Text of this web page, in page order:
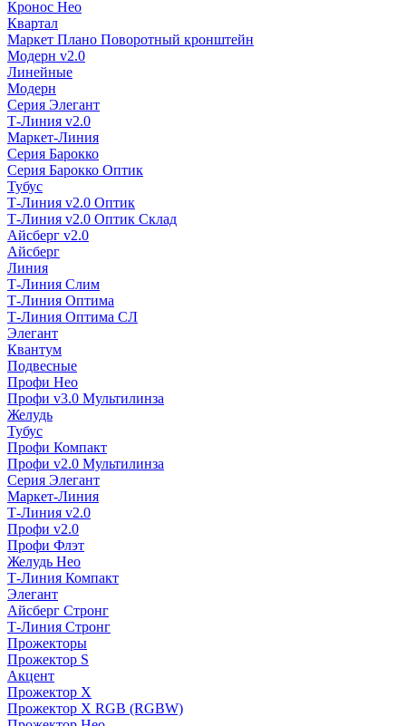
Кронос Нео
Квартал
Маркет Плано Поворотный кронштейн
Модерн v2.0
Линейные
Модерн
Серия Элегант
Т-Линия v2.0
Маркет-Линия
Серия Барокко
Серия Барокко Оптик
Тубус
Т-Линия v2.0 Оптик
Т-Линия v2.0 Оптик Склад
Айсберг v2.0
Айсберг
Линия
Т-Линия Слим
Т-Линия Оптима
Т-Линия Оптима СЛ
Элегант
Квантум
Подвесные
Профи Нео
Профи v3.0 Мультилинза
Желудь
Тубус
Профи Компакт
Профи v2.0 Мультилинза
Серия Элегант
Маркет-Линия
Т-Линия v2.0
Профи v2.0
Профи Флэт
Желудь Нео
Т-Линия Компакт
Элегант
Айсберг Стронг
Т-Линия Стронг
Прожекторы
Прожектор S
Акцент
Прожектор X
Прожектор Х RGB (RGBW)